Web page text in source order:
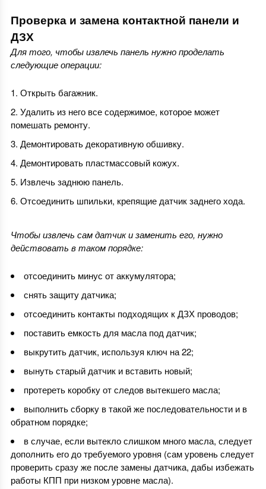
Проверка и замена контактной панели и
ДЗХ
Для того, чтобы извлечь панель нужно проделать
следующие операции:
Открыть багажник.
Удалить из него все содержимое, которое может
помешать ремонту.
Демонтировать декоративную обшивку.
Демонтировать пластмассовый кожух.
Извлечь заднюю панель.
Отсоединить шпильки, крепящие датчик заднего хода.
Чтобы извлечь сам датчик и заменить его, нужно
действовать в таком порядке:
отсоединить минус от аккумулятора;
снять защиту датчика;
отсоединить контакты подходящих к ДЗХ проводов;
поставить емкость для масла под датчик;
выкрутить датчик, используя ключ на 22;
вынуть старый датчик и вставить новый;
протереть коробку от следов вытекшего масла;
выполнить сборку в такой же последовательности и в
обратном порядке;
в случае, если вытекло слишком много масла, следует
дополнить его до требуемого уровня (сам уровень следует
проверить сразу же после замены датчика, дабы избежать
работы КПП при низком уровне масла).